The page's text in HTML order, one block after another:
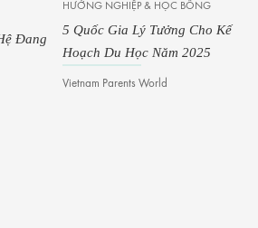
Đang
HƯỚNG NGHIỆP & HỌC BỔNG
5 Quốc Gia Lý Tưởng Cho Kế
Hoạch Du Học Năm 2025
Vietnam Parents World